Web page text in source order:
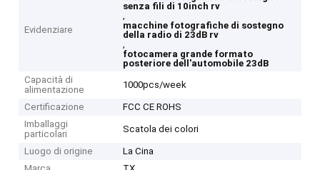
Evidenziare
senza fili di 10inch rv
,
macchine fotografiche di sostegno
della radio di 23dB rv
,
fotocamera grande formato
posteriore dell'automobile 23dB
Capacità di
alimentazione
1000pcs/week
Certificazione
FCC CE ROHS
Imballaggi
particolari
Scatola dei colori
Luogo di origine
La Cina